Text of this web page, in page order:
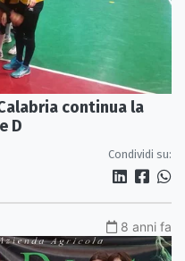
continua la
D
Condividi su:
8 anni fa